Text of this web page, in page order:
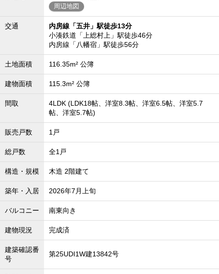
周辺地図
交通
内房線「五井」駅徒歩13分
小湊鉄道「上総村上」駅徒歩46分
内房線「八幡宿」駅徒歩56分
土地面積 116.35m² 公簿
建物面積 115.3m² 公簿
間取
4LDK (LDK18帖、洋室8.3帖、洋室6.5帖、洋室5.7
帖、洋室5.7帖)
販売戸数 1戸
総戸数 全1戸
構造・規模 木造 2階建て
築年・入居 2026年7月上旬
バルコニー 南東向き
建物現況 完成済
建築確認番
号
第25UDI1W建13842号
内房エリアの新築一戸建
内房エリアの中古一戸建
内房エリアのマンション
内房エリアの土地
東京全域エリア
東京全域エリアの新築一戸建
東京全域エリアのマンション
東京全域エリアの土地
神奈川全域エリア
神奈川全域エリアの新築一戸建
神奈川全域エリアのマンション
神奈川全域エリアの土地
沖縄全域エリアの新築一戸建
沖縄全域エリアの中古一戸建
沖縄全域エリアのマンション